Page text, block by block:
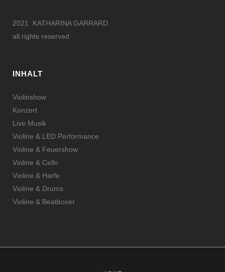
2021 KATHARINA GARRARD
all rights reserved
INHALT
Violinshow
Konzert
Live Musik
Violine & LED Performance
Violine & Feuershow
Violine & Cello
Violine & Harfe
Violine & Drums
Violine & Beatboxer